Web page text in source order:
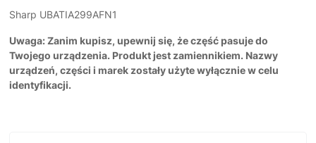
Sharp UBATIA299AFN1
Uwaga: Zanim kupisz, upewnij się, że część pasuje do
Twojego urządzenia. Produkt jest zamiennikiem. Nazwy
urządzeń, części i marek zostały użyte wyłącznie w celu
identyfikacji.